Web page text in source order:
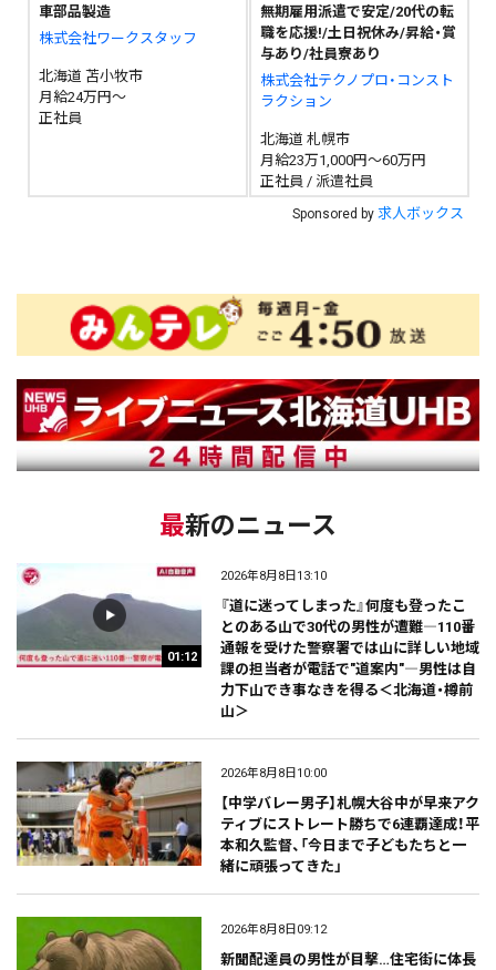
車部品製造
株式会社ワークスタッフ
北海道 苫小牧市
月給24万円～
正社員
無期雇用派遣で安定/20代の転
職を応援!/土日祝休み/昇給・賞
与あり/社員寮あり
株式会社テクノプロ・コンスト
ラクション
北海道 札幌市
月給23万1,000円～60万円
正社員 / 派遣社員
Sponsored by 求人ボックス
最新のニュース
01:12
2026年8月8日13:10
『道に迷ってしまった』何度も登ったこ
とのある山で30代の男性が遭難―110番
通報を受けた警察署では山に詳しい地域
課の担当者が電話で"道案内"―男性は自
力下山でき事なきを得る＜北海道・樽前
山＞
2026年8月8日10:00
【中学バレー男子】札幌大谷中が早来アク
ティブにストレート勝ちで6連覇達成！平
本和久監督、「今日まで子どもたちと一
緒に頑張ってきた」
2026年8月8日09:12
新聞配達員の男性が目撃…住宅街に体長